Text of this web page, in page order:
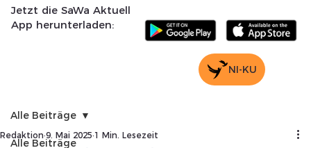
Jetzt die SaWa Aktuell
App herunterladen:
NI-KU
Alle Beiträge
Alle Beiträge
Redaktion 9. Mai 2025 1 Min. Lesezeit